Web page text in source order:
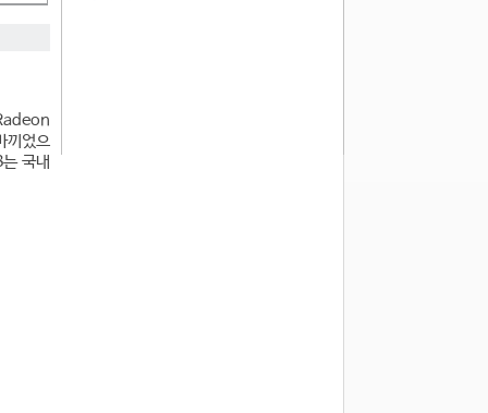
끼었으
국내